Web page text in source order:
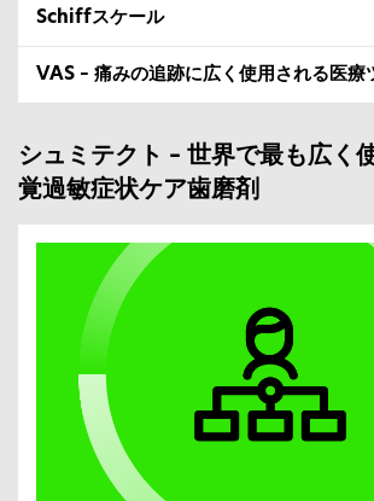
Schiffスケール
VAS – 痛みの追跡に広く使用される医療
シュミテクト – 世界で最も広く
覚過敏症状ケア歯磨剤